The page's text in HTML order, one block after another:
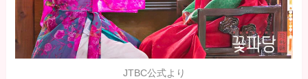
JTBC公式より